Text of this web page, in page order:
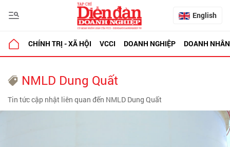
English
CHÍNH TRỊ - XÃ HỘI VCCI DOANH NGHIỆP DOANH NHÂN
NMLD Dung Quất
Tin tức cập nhật liên quan đến NMLD Dung Quất